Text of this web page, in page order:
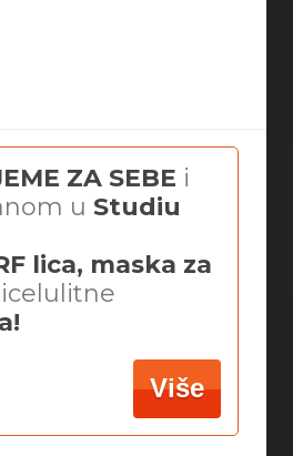
ZA SEBE i
u Studiu
lica, maska za
Više